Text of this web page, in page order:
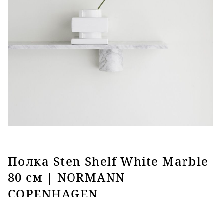
Полка Sten Shelf White Marble
80 см | NORMANN
COPENHAGEN